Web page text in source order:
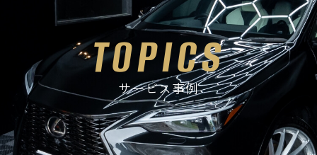
TOPICS
サービス事例